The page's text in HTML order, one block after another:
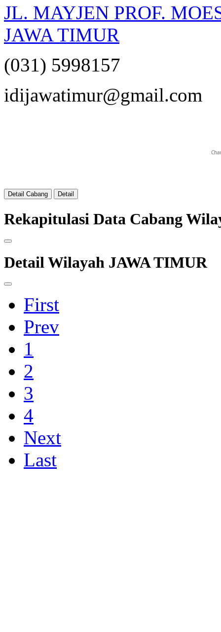
JL. MAYJEN PROF.
JAWA TIMUR
(031) 5998157
idijawatimur@gmail.com
Detail Cabang Detail
Rekapitulasi Data Cabang
Detail Wilayah JAWA TIMUR
First
Prev
1
2
3
4
Next
Last